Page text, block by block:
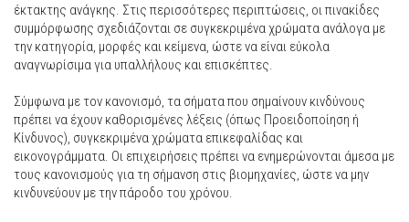
έκτακτης ανάγκης. Στις περισσότερες περιπτώσεις, οι πινακίδες
συμμόρφωσης σχεδιάζονται σε συγκεκριμένα χρώματα ανάλογα με
την κατηγορία, μορφές και κείμενα, ώστε να είναι εύκολα
αναγνωρίσιμα για υπαλλήλους και επισκέπτες.
Σύμφωνα με τον κανονισμό, τα σήματα που σημαίνουν κινδύνους
πρέπει να έχουν καθορισμένες λέξεις (όπως Προειδοποίηση ή
Κίνδυνος), συγκεκριμένα χρώματα επικεφαλίδας και
εικονογράμματα. Οι επιχειρήσεις πρέπει να ενημερώνονται άμεσα με
τους κανονισμούς για τη σήμανση στις βιομηχανίες, ώστε να μην
κινδυνεύουν με την πάροδο του χρόνου.